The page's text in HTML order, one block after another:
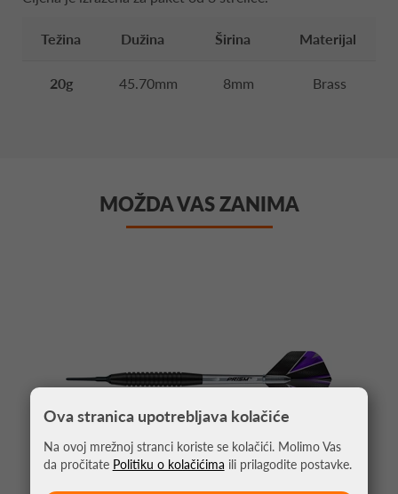
Težina Dužina Širina Materijal
20g 45.70mm 8mm Brass
MOŽDA VAS ZANIMA
Ova stranica upotrebljava kolačiće
Na ovoj mrežnoj stranci koriste se kolačići. Molimo Vas
da pročitate Politiku o kolačićima ili prilagodite postavke.